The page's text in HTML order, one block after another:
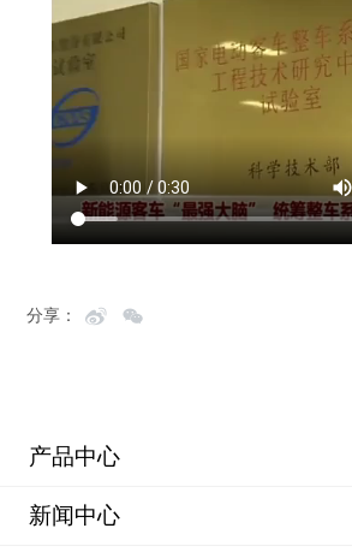
分享：
产品中心
新闻中心